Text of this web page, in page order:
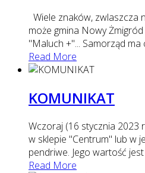
Wiele znaków, zwlaszcza
może gmina Nowy
"Maluch +"... Samorząd ma
Read More
KOMUNIKAT
Wczoraj (16 stycznia 2023
w sklepie "Centrum" lub w
pendriwe. Jego wartość
Read More